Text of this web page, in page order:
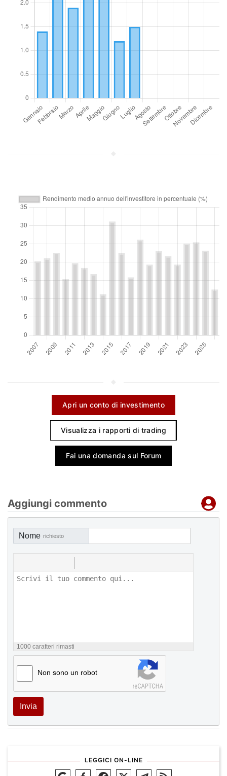
Apri un conto di investimento
Visualizza i rapporti di trading
Fai una domanda sul Forum
Aggiungi commento
Nome richiesto
1000 caratteri rimasti
Non sono un robot
Invia
LEGGICI ON-LINE